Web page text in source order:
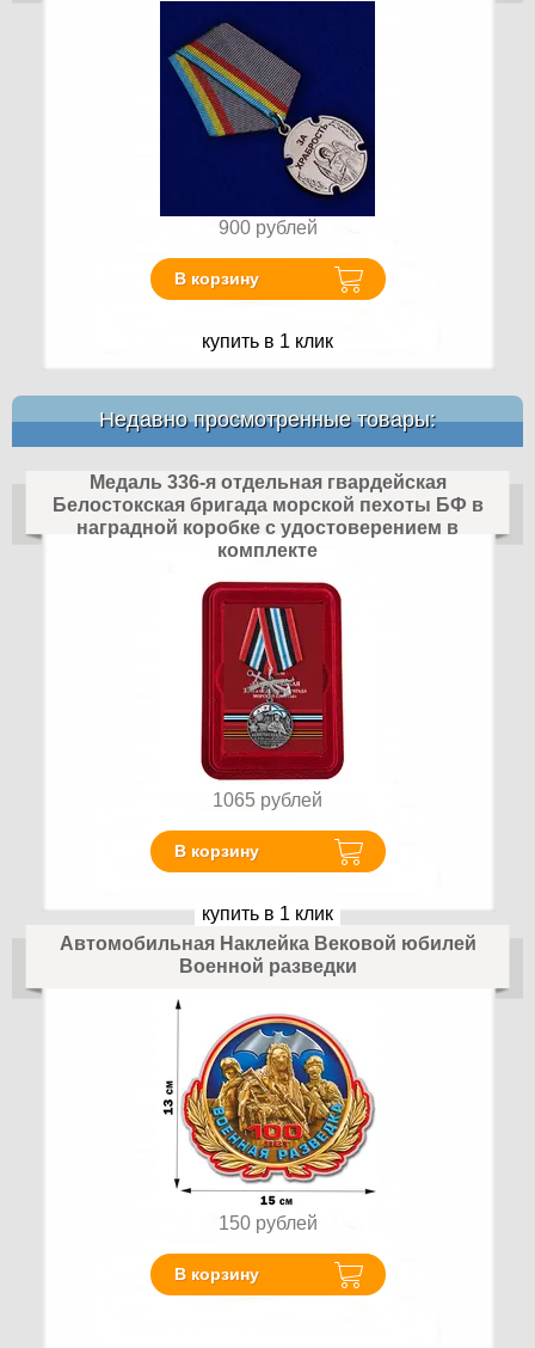
900 рублей
В корзину
купить в 1 клик
Недавно просмотренные товары:
Медаль 336-я отдельная гвардейская
Белостокская бригада морской пехоты БФ в
наградной коробке с удостоверением в
комплекте
1065 рублей
В корзину
купить в 1 клик
Автомобильная Наклейка Вековой юбилей
Военной разведки
150 рублей
В корзину